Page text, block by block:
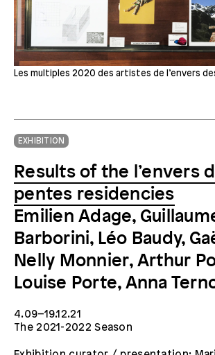
Les multiples 2020 des artistes de l’envers
EXHIBITION
Results of the l’envers
pentes residencies
Emilien Adage,
Barborini, Léo Baudy,
Nelly Monnier, Arthur
Louise Porte, Anna
4.09–19.12.21
The 2021-2022 Season